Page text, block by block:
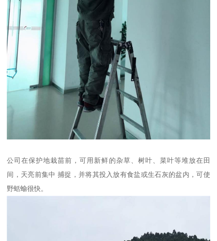
公司在保护地栽苗前，可用新鲜的杂草、树叶、菜叶等堆放在田
间，天亮前集中 捕捉，并将其投入放有食盐或生石灰的盆内，可使
野蛞蝓很快。